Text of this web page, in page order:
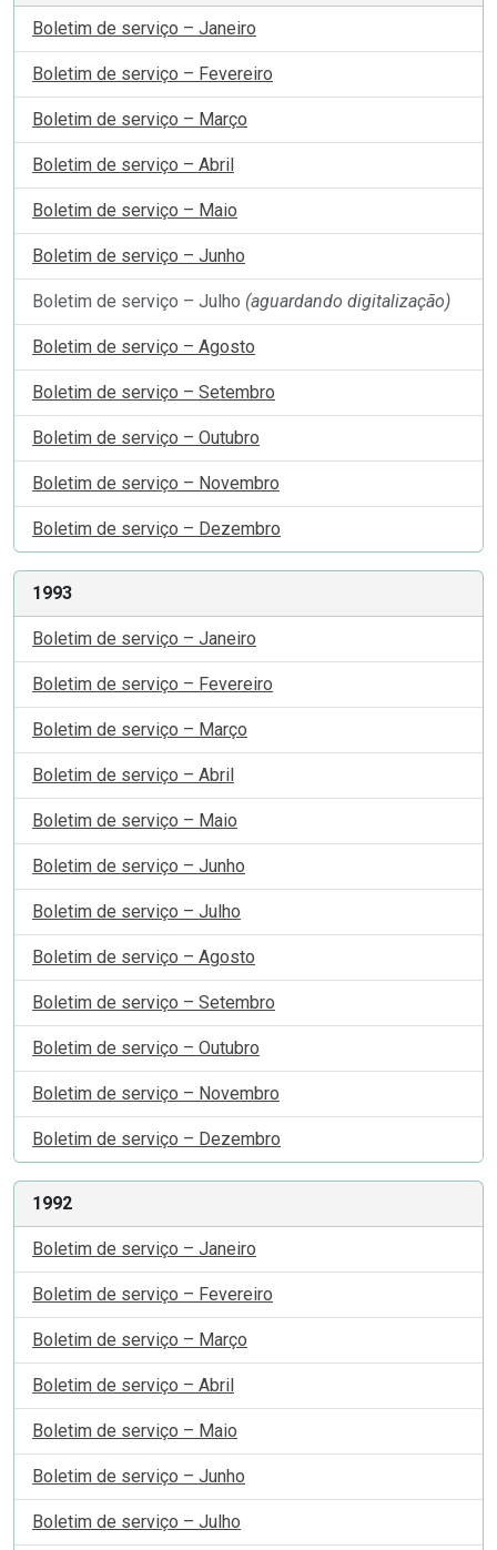
Boletim de serviço – Janeiro
Boletim de serviço – Fevereiro
Boletim de serviço – Março
Boletim de serviço – Abril
Boletim de serviço – Maio
Boletim de serviço – Junho
Boletim de serviço – Julho (aguardando digitalização)
Boletim de serviço – Agosto
Boletim de serviço – Setembro
Boletim de serviço – Outubro
Boletim de serviço – Novembro
Boletim de serviço – Dezembro
1993
Boletim de serviço – Janeiro
Boletim de serviço – Fevereiro
Boletim de serviço – Março
Boletim de serviço – Abril
Boletim de serviço – Maio
Boletim de serviço – Junho
Boletim de serviço – Julho
Boletim de serviço – Agosto
Boletim de serviço – Setembro
Boletim de serviço – Outubro
Boletim de serviço – Novembro
Boletim de serviço – Dezembro
1992
Boletim de serviço – Janeiro
Boletim de serviço – Fevereiro
Boletim de serviço – Março
Boletim de serviço – Abril
Boletim de serviço – Maio
Boletim de serviço – Junho
Boletim de serviço – Julho